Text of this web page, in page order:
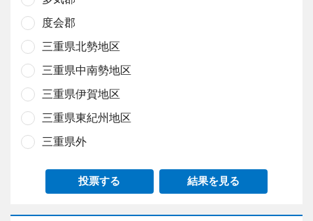
度会郡
三重県北勢地区
三重県中南勢地区
三重県伊賀地区
三重県東紀州地区
三重県外
投票する 結果を見る